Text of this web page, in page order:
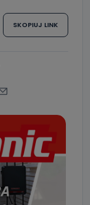
SKOPIUJ LINK